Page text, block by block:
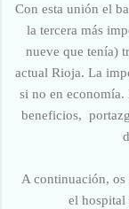
Con esta unión el
la tercera más
nueve que tenía)
actual Rioja. La
si no en economía.
beneficios,
A continuación,
el hospital